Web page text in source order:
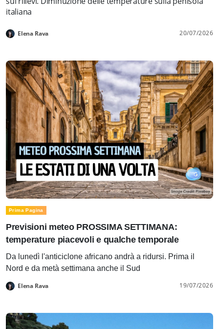
italiana
Elena Rava 20/07/2026
Prima Pagina
Previsioni meteo PROSSIMA SETTIMANA:
temperature piacevoli e qualche temporale
Da lunedì l'anticiclone africano andrà a ridursi. Prima il
Nord e da metà settimana anche il Sud
Elena Rava 19/07/2026